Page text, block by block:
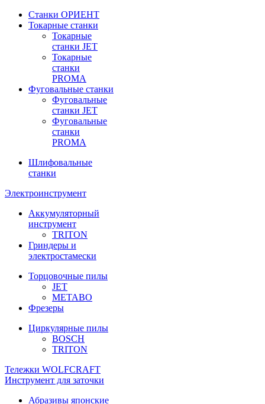
Станки ОРИЕНТ
Токарные станки
Toкарные
станки JET
Токарные
станки
PROMA
Фуговальные станки
Фуговальные
станки JET
Фуговальные
станки
PROMA
Шлифовальные
станки
Электроинструмент
Аккумуляторный
инструмент
TRITON
Гриндеры и
электростамески
Торцовочные пилы
JET
METABO
Фрезеры
Циркулярные пилы
BOSCH
TRITON
Тележки WOLFCRAFT
Инструмент для заточки
Абразивы японские